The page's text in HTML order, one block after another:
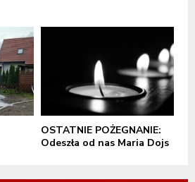
OSTATNIE POŻEGNANIE:
Odeszła od nas Maria Dojs